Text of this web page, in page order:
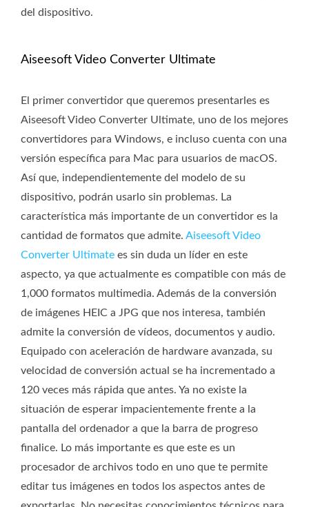
del dispositivo.
Aiseesoft Video Converter Ultimate
El primer convertidor que queremos presentarles es
Aiseesoft Video Converter Ultimate, uno de los mejores
convertidores para Windows, e incluso cuenta con una
versión específica para Mac para usuarios de macOS.
Así que, independientemente del modelo de su
dispositivo, podrán usarlo sin problemas. La
característica más importante de un convertidor es la
cantidad de formatos que admite. Aiseesoft Video
Converter Ultimate es sin duda un líder en este
aspecto, ya que actualmente es compatible con más de
1,000 formatos multimedia. Además de la conversión
de imágenes HEIC a JPG que nos interesa, también
admite la conversión de vídeos, documentos y audio.
Equipado con aceleración de hardware avanzada, su
velocidad de conversión actual se ha incrementado a
120 veces más rápida que antes. Ya no existe la
situación de esperar impacientemente frente a la
pantalla del ordenador a que la barra de progreso
finalice. Lo más importante es que este es un
procesador de archivos todo en uno que te permite
editar tus imágenes en todos los aspectos antes de